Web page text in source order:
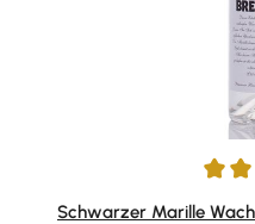
Durchschnittliche
Schwarzer Marille